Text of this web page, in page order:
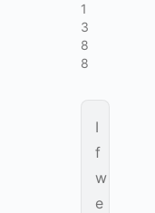
1
3
8
8
I
f
w
e